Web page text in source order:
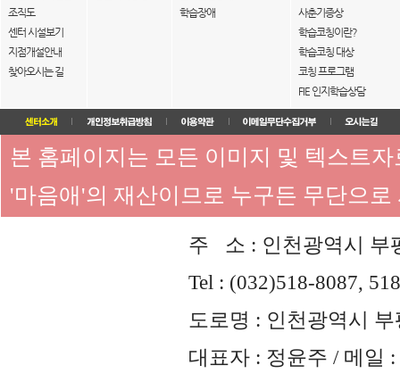
조직도
센터 시설보기
지점개설안내
찾아오시는 길
학습장애
사춘기증상
학습코칭이란?
학습코칭 대상
코칭 프로그램
FIE 인지학습상담
본 홈페이지는 모든 이미지 및 텍스트
'마음애'의 재산이므로 누구든 무단으
주 소 : 인천광역시 부
Tel : (032)518-8087,
도로명 : 인천광역시
대표자 : 정윤주 / 메일 :